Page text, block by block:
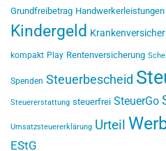
Grundfreibetrag Handwerkerleistungen
Kindergeld
kompakt Play Rentenversicherung
Spenden Steuerbescheid
Steuererstattung steuerfrei SteuerGo
Umsatzsteuererklärung Urteil
EStG